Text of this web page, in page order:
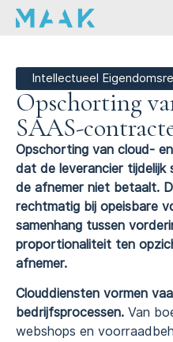
Intellectueel
Opschorting
SAAS-
Opschorting van cloud-
dat de leverancier
de afnemer niet betaalt.
rechtmatig bij opeisbare
samenhang tussen
proportionaliteit ten
afnemer.
Clouddiensten vormen
bedrijfsprocessen. Van
webshops en